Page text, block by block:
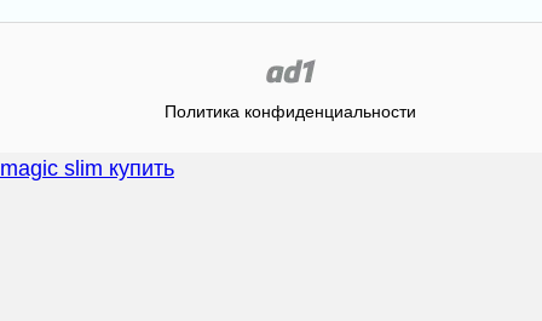
Политика конфиденциальности
magic slim купить